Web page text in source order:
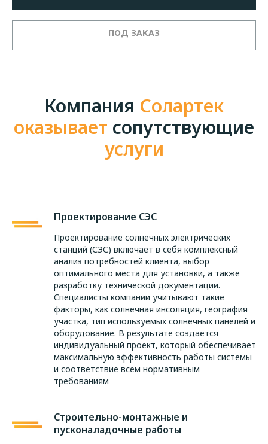
Компания Солартек
оказывает сопутствующие
услуги
Проектирование СЭС
Проектирование солнечных электрических
станций (СЭС) включает в себя комплексный
анализ потребностей клиента, выбор
оптимального места для установки, а также
разработку технической документации.
Специалисты компании учитывают такие
факторы, как солнечная инсоляция, география
участка, тип используемых солнечных панелей и
оборудование. В результате создается
индивидуальный проект, который обеспечивает
максимальную эффективность работы системы
и соответствие всем нормативным
требованиям
Строительно-монтажные и
пусконаладочные работы